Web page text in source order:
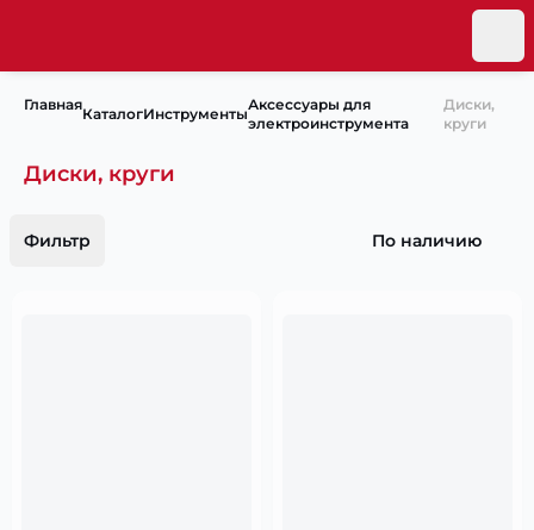
Главная
КаталогИнструменты
Аксессуары для
электроинструмента
Диски,
круги
Диски, круги
Фильтр По наличию